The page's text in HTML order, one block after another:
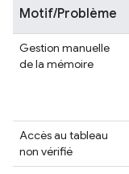
Motif/Problème
Gestion manuelle
de la mémoire
Accès au tableau
non vérifié